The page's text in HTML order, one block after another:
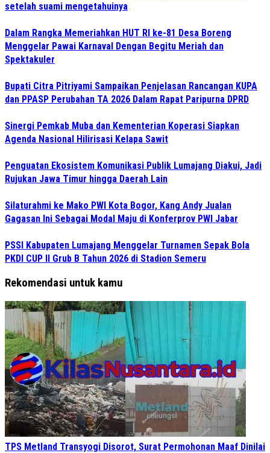
setelah suami mengetahuinya
Dalam Rangka Memeriahkan HUT RI ke-81 Desa Boreng
Menggelar Pawai Karnaval Dengan Begitu Meriah dan
Spektakuler
Bupati Citra Pitriyami Sampaikan Penjelasan Rancangan KUPA
dan PPASP Perubahan TA 2026 Dalam Rapat Paripurna DPRD
Sinergi Pemkab Muba dan Kementerian Koperasi Siapkan
Agenda Nasional Hilirisasi Kelapa Sawit
Penguatan Ekosistem Komunikasi Publik Lumajang Diakui, Jadi
Rujukan Jawa Timur hingga Daerah Lain
Silaturahmi ke Mako PWI Kota Bogor, Kang Andy Jualan
Gagasan Ini Sebagai Modal Maju di Konferprov PWI Jabar
PSSI Kabupaten Lumajang Menggelar Turnamen Sepak Bola
PKDI CUP II Grub B Tahun 2026 di Stadion Semeru
Rekomendasi untuk kamu
TPS Metland Transyogi Disorot, Surat Permohonan Maaf Dinilai